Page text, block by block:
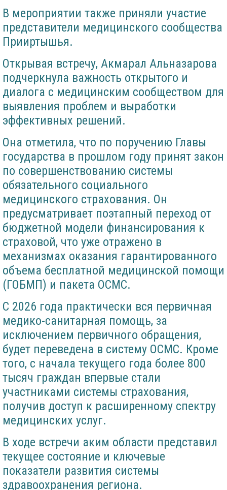
В мероприятии также приняли участие
представители медицинского сообщества
Прииртышья.
Открывая встречу, Акмарал Альназарова
подчеркнула важность открытого и
диалога с медицинским сообществом для
выявления проблем и выработки
эффективных решений.
Она отметила, что по поручению Главы
государства в прошлом году принят закон
по совершенствованию системы
обязательного социального
медицинского страхования. Он
предусматривает поэтапный переход от
бюджетной модели финансирования к
страховой, что уже отражено в
механизмах оказания гарантированного
объема бесплатной медицинской помощи
(ГОБМП) и пакета ОСМС.
С 2026 года практически вся первичная
медико-санитарная помощь, за
исключением первичного обращения,
будет переведена в систему ОСМС. Кроме
того, с начала текущего года более 800
тысяч граждан впервые стали
участниками системы страхования,
получив доступ к расширенному спектру
медицинских услуг.
В ходе встречи аким области представил
текущее состояние и ключевые
показатели развития системы
здравоохранения региона.